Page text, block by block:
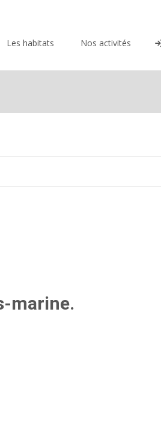
Les habitats Nos activités
marine.